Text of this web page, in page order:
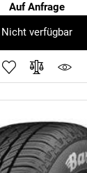
Auf Anfrage
Nicht verfügbar